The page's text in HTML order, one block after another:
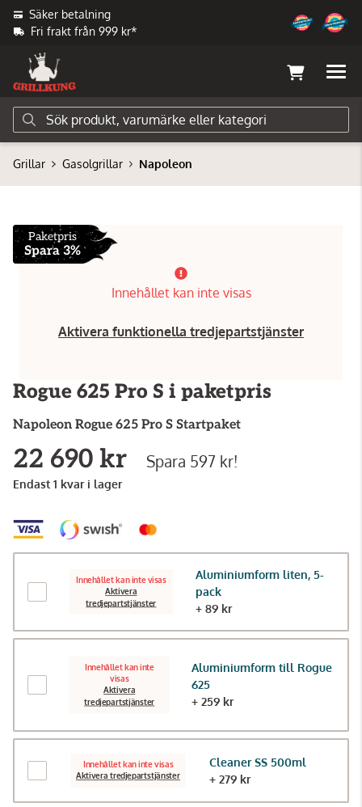
Säker betalning
Fri frakt från 999 kr*
Grillar Gasolgrillar Napoleon
Paketpris
Spara 3%
Innehållet kan inte visas
Aktivera funktionella tredjepartstjänster
Rogue 625 Pro S i paketpris
Napoleon Rogue 625 Pro S Startpaket
22 690 kr Spara 597 kr!
Endast 1 kvar i lager
Innehållet kan inte visas
Aktivera
tredjepartstjänster
Aluminiumform liten, 5-
pack
+ 89 kr
Innehållet kan inte
visas
Aktivera
tredjepartstjänster
Aluminiumform till Rogue
625
+ 259 kr
Innehållet kan inte visas
Aktivera tredjepartstjänster
Cleaner SS 500ml
+ 279 kr